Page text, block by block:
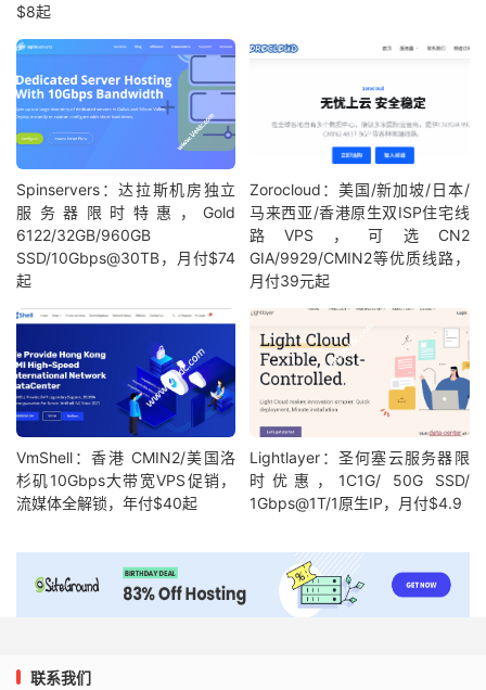
$8起
Spinservers：达拉斯机房独立
服务器限时特惠，Gold
6122/32GB/960GB
SSD/10Gbps@30TB，月付$74
起
Zorocloud：美国/新加坡/日本/
马来西亚/香港原生双ISP住宅线
路VPS，可选CN2
GIA/9929/CMIN2等优质线路，
月付39元起
VmShell：香港 CMIN2/美国洛
杉矶10Gbps大带宽VPS促销，
流媒体全解锁，年付$40起
Lightlayer：圣何塞云服务器限
时优惠，1C1G/ 50G SSD/
1Gbps@1T/1原生IP，月付$4.9
联系我们